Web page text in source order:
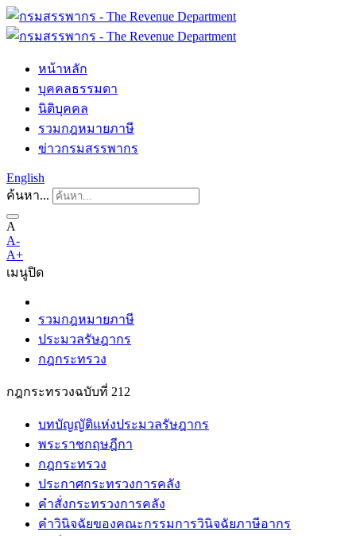
หน้าหลัก
บุคคลธรรมดา
นิติบุคคล
รวมกฎหมายภาษี
ข่าวกรมสรรพากร
English
ค้นหา...
A
A-
A+
เมนูปิด
รวมกฎหมายภาษี
ประมวลรัษฎากร
กฎกระทรวง
กฎกระทรวงฉบับที่ 212
บทบัญญัติแห่งประมวลรัษฎากร
พระราชกฤษฎีกา
กฎกระทรวง
ประกาศกระทรวงการคลัง
คำสั่งกระทรวงการคลัง
คำวินิจฉัยของคณะกรรมการวินิจฉัยภาษีอากร